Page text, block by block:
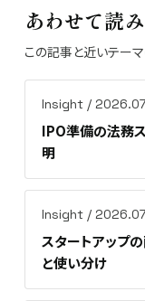
あわせて読
この記事と近いテーマ
Insight /
IPO準備の法務
明
Insight /
スタートアップ
と使い分け